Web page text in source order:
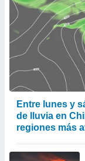
Entre lunes y
de lluvia en
regiones más